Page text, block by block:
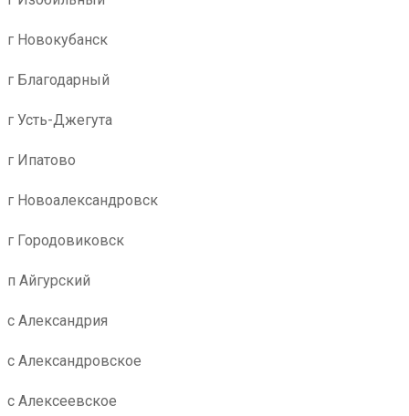
г Новокубанск
г Благодарный
г Усть-Джегута
г Ипатово
г Новоалександровск
г Городовиковск
п Айгурский
с Александрия
с Александровское
с Алексеевское